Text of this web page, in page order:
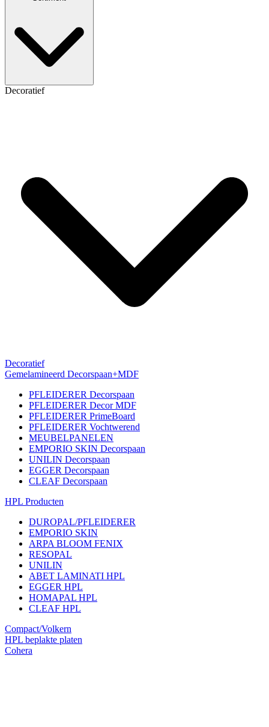
Decoratief
Decoratief
Gemelamineerd Decorspaan+MDF
PFLEIDERER Decorspaan
PFLEIDERER Decor MDF
PFLEIDERER PrimeBoard
PFLEIDERER Vochtwerend
MEUBELPANELEN
EMPORIO SKIN Decorspaan
UNILIN Decorspaan
EGGER Decorspaan
CLEAF Decorspaan
HPL Producten
DUROPAL/PFLEIDERER
EMPORIO SKIN
ARPA BLOOM FENIX
RESOPAL
UNILIN
ABET LAMINATI HPL
EGGER HPL
HOMAPAL HPL
CLEAF HPL
Compact/Volkern
HPL beplakte platen
Cohera